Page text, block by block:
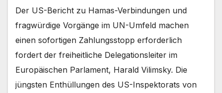
Der US-Bericht zu Hamas-Verbindungen und
fragwürdige Vorgänge im UN-Umfeld machen
einen sofortigen Zahlungsstopp erforderlich
fordert der freiheitliche Delegationsleiter im
Europäischen Parlament, Harald Vilimsky. Die
jüngsten Enthüllungen des US-Inspektorats von